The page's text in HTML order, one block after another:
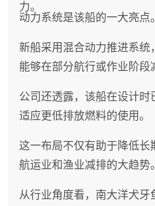
力。
动力系统是该船的一大亮点。
新船采用混合动力推进系统
能够在部分航行或作业阶段
公司还透露，该船在设计时
适应更低排放燃料的使用。
这一布局不仅有助于降低长
航运业和渔业减排的大趋势。
从行业角度看，南大洋犬牙